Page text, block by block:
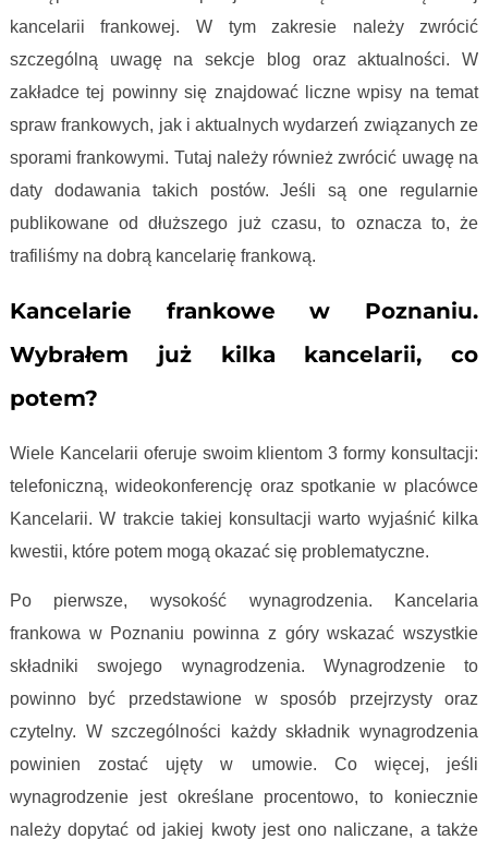
kancelarii frankowej. W tym zakresie należy zwrócić
szczególną uwagę na sekcje blog oraz aktualności. W
zakładce tej powinny się znajdować liczne wpisy na temat
spraw frankowych, jak i aktualnych wydarzeń związanych ze
sporami frankowymi. Tutaj należy również zwrócić uwagę na
daty dodawania takich postów. Jeśli są one regularnie
publikowane od dłuższego już czasu, to oznacza to, że
trafiliśmy na dobrą kancelarię frankową.
Kancelarie frankowe w Poznaniu.
Wybrałem już kilka kancelarii, co
potem?
Wiele Kancelarii oferuje swoim klientom 3 formy konsultacji:
telefoniczną, wideokonferencję oraz spotkanie w placówce
Kancelarii. W trakcie takiej konsultacji warto wyjaśnić kilka
kwestii, które potem mogą okazać się problematyczne.
Po pierwsze, wysokość wynagrodzenia. Kancelaria
frankowa w Poznaniu powinna z góry wskazać wszystkie
składniki swojego wynagrodzenia. Wynagrodzenie to
powinno być przedstawione w sposób przejrzysty oraz
czytelny. W szczególności każdy składnik wynagrodzenia
powinien zostać ujęty w umowie. Co więcej, jeśli
wynagrodzenie jest określane procentowo, to koniecznie
należy dopytać od jakiej kwoty jest ono naliczane, a także